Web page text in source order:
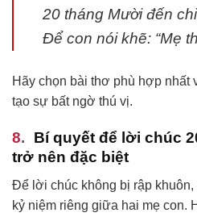
20 tháng Mười đến
Để con nói khẽ: “Mẹ
Hãy chọn bài thơ phù hợp nhất
tạo sự bất ngờ thú vị.
Bí quyết để lời chúc
trở nên đặc biệt
Để lời chúc không bị rập
kỷ niệm riêng giữa hai mẹ con.